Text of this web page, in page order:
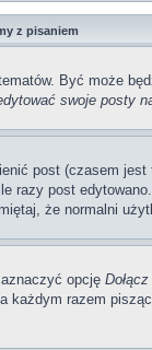
z pisaniem
Być może
swoje posty
post (czasem
post
że normalni
opcję
razem